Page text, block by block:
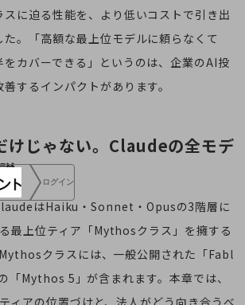
ログイン
報
スに迫る性能を、より低いコストで引き出
。「高額な最上位モデルに頼らなくて
をカバーできる」というのは、企業のAI投
するインパクトがあります。
じゃない。Claudeの全モデ
はHaiku・Sonnet・Opusの3階層に
最上位ティア「Mythosクラス」を擁する
クラスには、一般公開された「Fabl
「Mythos 5」が含まれます。本章では、